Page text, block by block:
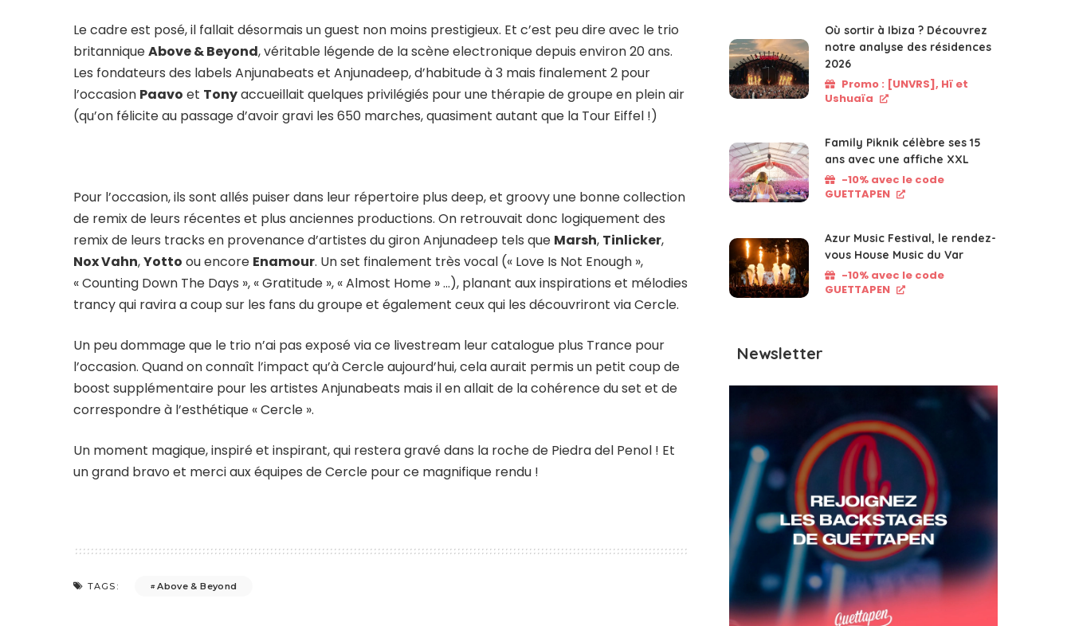
Le cadre est posé, il fallait désormais un guest non moins prestigieux. Et c’est peu dire avec le trio
britanniqueAbove & Beyond, véritable légende de la scène electronique depuis environ 20 ans.
Les fondateurs des labels Anjunabeats et Anjunadeep, d’habitude à 3 mais finalement 2 pour
l’occasion Paavo et Tonyaccueillait quelques privilégiés pour une thérapie de groupe en plein air
(qu’on félicite au passage d’avoir gravi les 650 marches, quasiment autant que la Tour Eiffel !)
Pour l’occasion, ils sont allés puiser dans leur répertoire plus deep, et groovy une bonne collection
de remix de leurs récentes et plus anciennes productions. On retrouvait donc logiquement des
remix de leurs tracks en provenance d’artistes du giron Anjunadeep tels que Marsh, Tinlicker,
Nox Vahn,Yotto ou encore Enamour. Un set finalement très vocal (« Love Is Not Enough »,
« Counting Down The Days », « Gratitude », « Almost Home » …), planant aux inspirations et mélodies
trancy qui ravira a coup sur les fans du groupe et également ceux qui les découvriront via Cercle.
Un peu dommage que le trio n’ai pas exposé via ce livestream leur catalogue plus Trance pour
l’occasion. Quand on connaît l’impact qu’à Cercle aujourd’hui, cela aurait permis un petit coup de
boost supplémentaire pour les artistes Anjunabeats mais il en allait de la cohérence du set et de
correspondre à l’esthétique « Cercle ».
Un moment magique, inspiré et inspirant, qui restera gravé dans la roche de Piedra del Penol ! Et
un grand bravo et merci aux équipes de Cercle pour ce magnifique rendu !
TAGS: Above & Beyond
Où sortir à Ibiza ? Découvrez
notre analyse des résidences
2026
Promo : [UNVRS], Hï et
Ushuaïa
Family Piknik célèbre ses 15
ans avec une affiche XXL
-10% avec le code
GUETTAPEN
Azur Music Festival, le rendez-
vous House Music du Var
-10% avec le code
GUETTAPEN
Newsletter